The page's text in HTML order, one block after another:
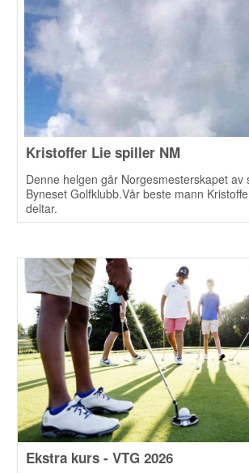
Kristoffer Lie spiller NM
Denne helgen går Norgesmesterskapet av
Byneset Golfklubb.Vår beste mann
deltar.
Ekstra kurs - VTG 2026